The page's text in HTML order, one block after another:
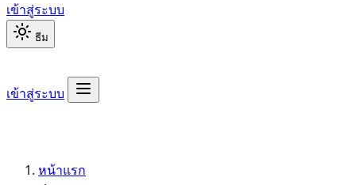
เข้าสู่ระบบ
ธีม
เข้าสู่ระบบ
หน้าแรก